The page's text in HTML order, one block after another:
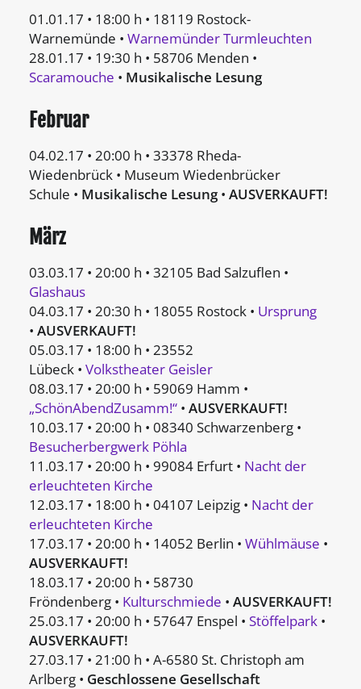
01.01.17 • 18:00 h • 18119 Rostock-
Warnemünde • Warnemünder Turmleuchten
28.01.17 • 19:30 h • 58706 Menden •
Scaramouche • Musikalische Lesung
Februar
04.02.17 • 20:00 h • 33378 Rheda-
Wiedenbrück • Museum Wiedenbrücker
Schule • Musikalische Lesung • AUSVERKAUFT!
März
03.03.17 • 20:00 h • 32105 Bad Salzuflen •
Glashaus
04.03.17 • 20:30 h • 18055 Rostock • Ursprung
• AUSVERKAUFT!
05.03.17 • 18:00 h • 23552
Lübeck • Volkstheater Geisler
08.03.17 • 20:00 h • 59069 Hamm •
„SchönAbendZusamm!“ • AUSVERKAUFT!
10.03.17 • 20:00 h • 08340 Schwarzenberg •
Besucherbergwerk Pöhla
11.03.17 • 20:00 h • 99084 Erfurt • Nacht der
erleuchteten Kirche
12.03.17 • 18:00 h • 04107 Leipzig • Nacht der
erleuchteten Kirche
17.03.17 • 20:00 h • 14052 Berlin • Wühlmäuse •
AUSVERKAUFT!
18.03.17 • 20:00 h • 58730
Fröndenberg • Kulturschmiede • AUSVERKAUFT!
25.03.17 • 20:00 h • 57647 Enspel • Stöffelpark •
AUSVERKAUFT!
27.03.17 • 21:00 h • A-6580 St. Christoph am
Arlberg • Geschlossene Gesellschaft